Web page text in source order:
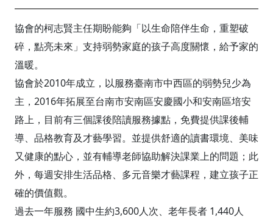
協會的柯志賢主任期盼能夠「以生命陪伴生命，重塑破
碎，點亮未來」支持弱勢家庭的孩子高度關懷，給予家的
溫暖。
協會於2010年成立，以服務臺南市中西區的弱勢兒少為
主，2016年拓展至台南市安南區安慶國小和安南區培安
路上，目前有三個課後陪讀服務據點，免費提供課後輔
導、品格教育及才藝學習。並提供舒適的讀書環境、美味
又健康的點心，並有輔導老師協助解決課業上的問題；此
外，每週安排生活品格、多元音樂才藝課程，建立孩子正
確的價值觀。
過去一年服務 國中生約3,600人次、老年長者 1,440人